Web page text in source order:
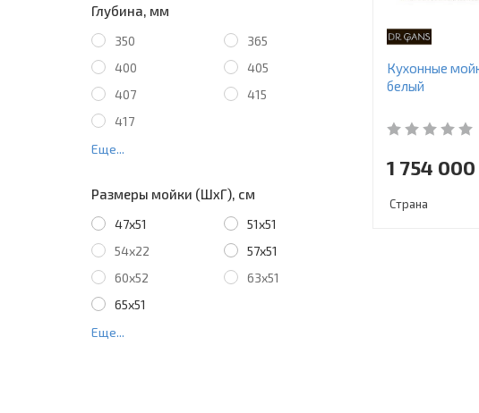
Глубина, мм
350
365
400
405
407
415
417
Еще...
Размеры мойки (ШхГ), см
47х51
51x51
54х22
57x51
60x52
63x51
65x51
Еще...
Кухонные
белый
1 754
Страна